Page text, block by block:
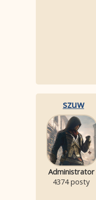
szuw
Administrator
4374 posty